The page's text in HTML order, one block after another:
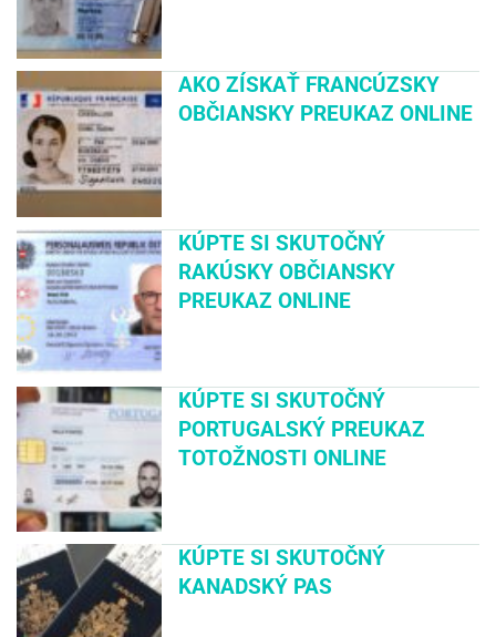
AKO ZÍSKAŤ FRANCÚZSKY
OBČIANSKY PREUKAZ ONLINE
KÚPTE SI SKUTOČNÝ
RAKÚSKY OBČIANSKY
PREUKAZ ONLINE
KÚPTE SI SKUTOČNÝ
PORTUGALSKÝ PREUKAZ
TOTOŽNOSTI ONLINE
KÚPTE SI SKUTOČNÝ
KANADSKÝ PAS